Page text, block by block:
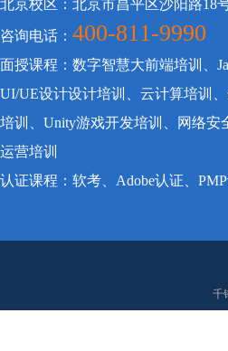
北京校区：北京市昌平区沙阳路18
咨询电话： 400-811-9990
面授课程：数字智慧大前端培训、
UI/UE设计设计培训、云计算培训
培训、Unity游戏开发培训、网络
运营培训
认证课程：软考、Adobe认证、
千